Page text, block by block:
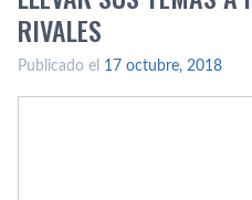
RIVALES
Publicado el 17 octubre, 2018